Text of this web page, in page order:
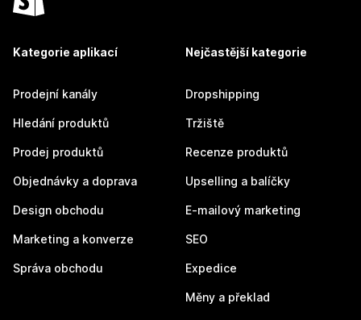
Kategorie aplikací
Prodejní kanály
Hledání produktů
Prodej produktů
Objednávky a doprava
Design obchodu
Marketing a konverze
Správa obchodu
Nejčastější kategorie
Dropshipping
Tržiště
Recenze produktů
Upselling a balíčky
E-mailový marketing
SEO
Expedice
Měny a překlad